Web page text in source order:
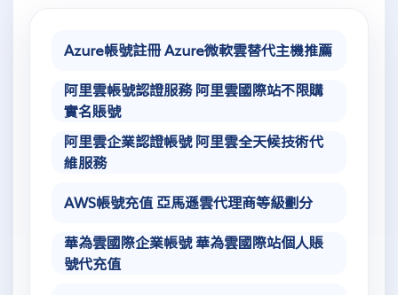
Azure帳號註冊 Azure微軟雲替代主機推薦
阿里雲帳號認證服務 阿里雲國際站不限購
實名賬號
阿里雲企業認證帳號 阿里雲全天候技術代
維服務
AWS帳號充值 亞馬遜雲代理商等級劃分
華為雲國際企業帳號 華為雲國際站個人賬
號代充值